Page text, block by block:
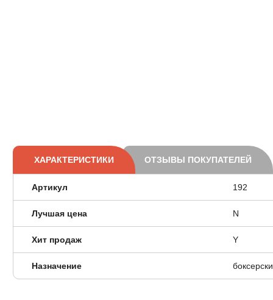
ХАРАКТЕРИСТИКИ ОТЗЫВЫ ПОКУПАТЕЛЕЙ
Артикул 192
Лучшая цена N
Хит продаж Y
Назначение